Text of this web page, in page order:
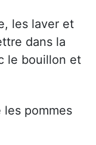
les laver et
dans la
le bouillon et
les pommes